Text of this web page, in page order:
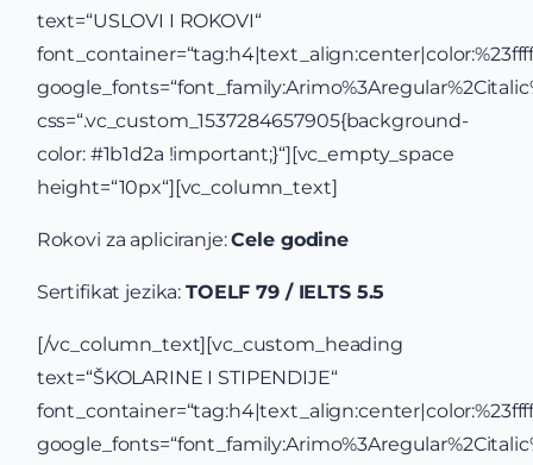
text=“USLOVI I ROKOVI“
css=“.vc_custom_1537284657905{background-
color: #1b1d2a !important;}“][vc_empty_space
height=“10px“][vc_column_text]
Rokovi za apliciranje:Cele godine
Sertifikat jezika:TOELF 79 / IELTS 5.5
[/vc_column_text][vc_custom_heading
text=“ŠKOLARINE I STIPENDIJE“